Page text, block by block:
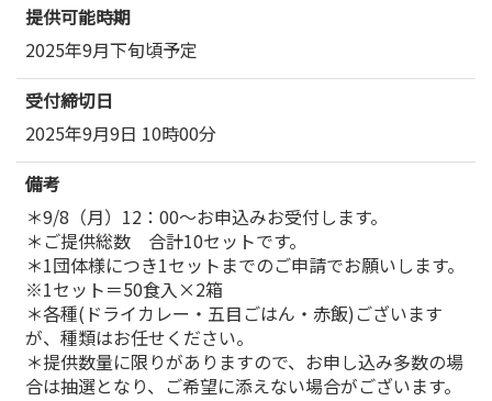
提供可能時期
2025年9月下旬頃予定
受付締切日
2025年9月9日 10時00分
備考
＊9/8（月）12：00～お申込みお受付します。
＊ご提供総数 合計10セットです。
＊1団体様につき1セットまでのご申請でお願いします。
※1セット＝50食入×2箱
＊各種(ドライカレー・五目ごはん・赤飯)ございます
が、種類はお任せください。
＊提供数量に限りがありますので、お申し込み多数の場
合は抽選となり、ご希望に添えない場合がございます。